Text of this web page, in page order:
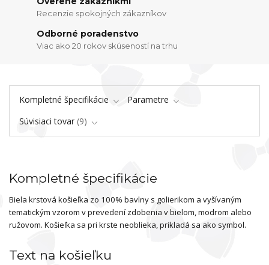
Recenzie spokojných zákazníkov
Odborné poradenstvo
Viac ako 20 rokov skúseností na trhu
Kompletné špecifikácie
Parametre
Súvisiaci tovar 9
Kompletné špecifikácie
Biela krstová košieľka zo 100% bavlny s golierikom a vyšívaným
tematickým vzorom v prevedení zdobenia v bielom, modrom alebo
ružovom. Košieľka sa pri krste neoblieka, prikladá sa ako symbol.
Text na košieľku